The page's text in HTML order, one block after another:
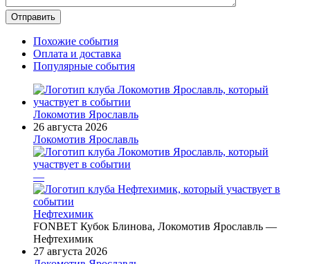
Похожие события
Оплата и доставка
Популярные события
Локомотив Ярославль
26 августа 2026
Локомотив Ярославль
—
Нефтехимик
FONBET Кубок Блинова, Локомотив Ярославль —
Нефтехимик
27 августа 2026